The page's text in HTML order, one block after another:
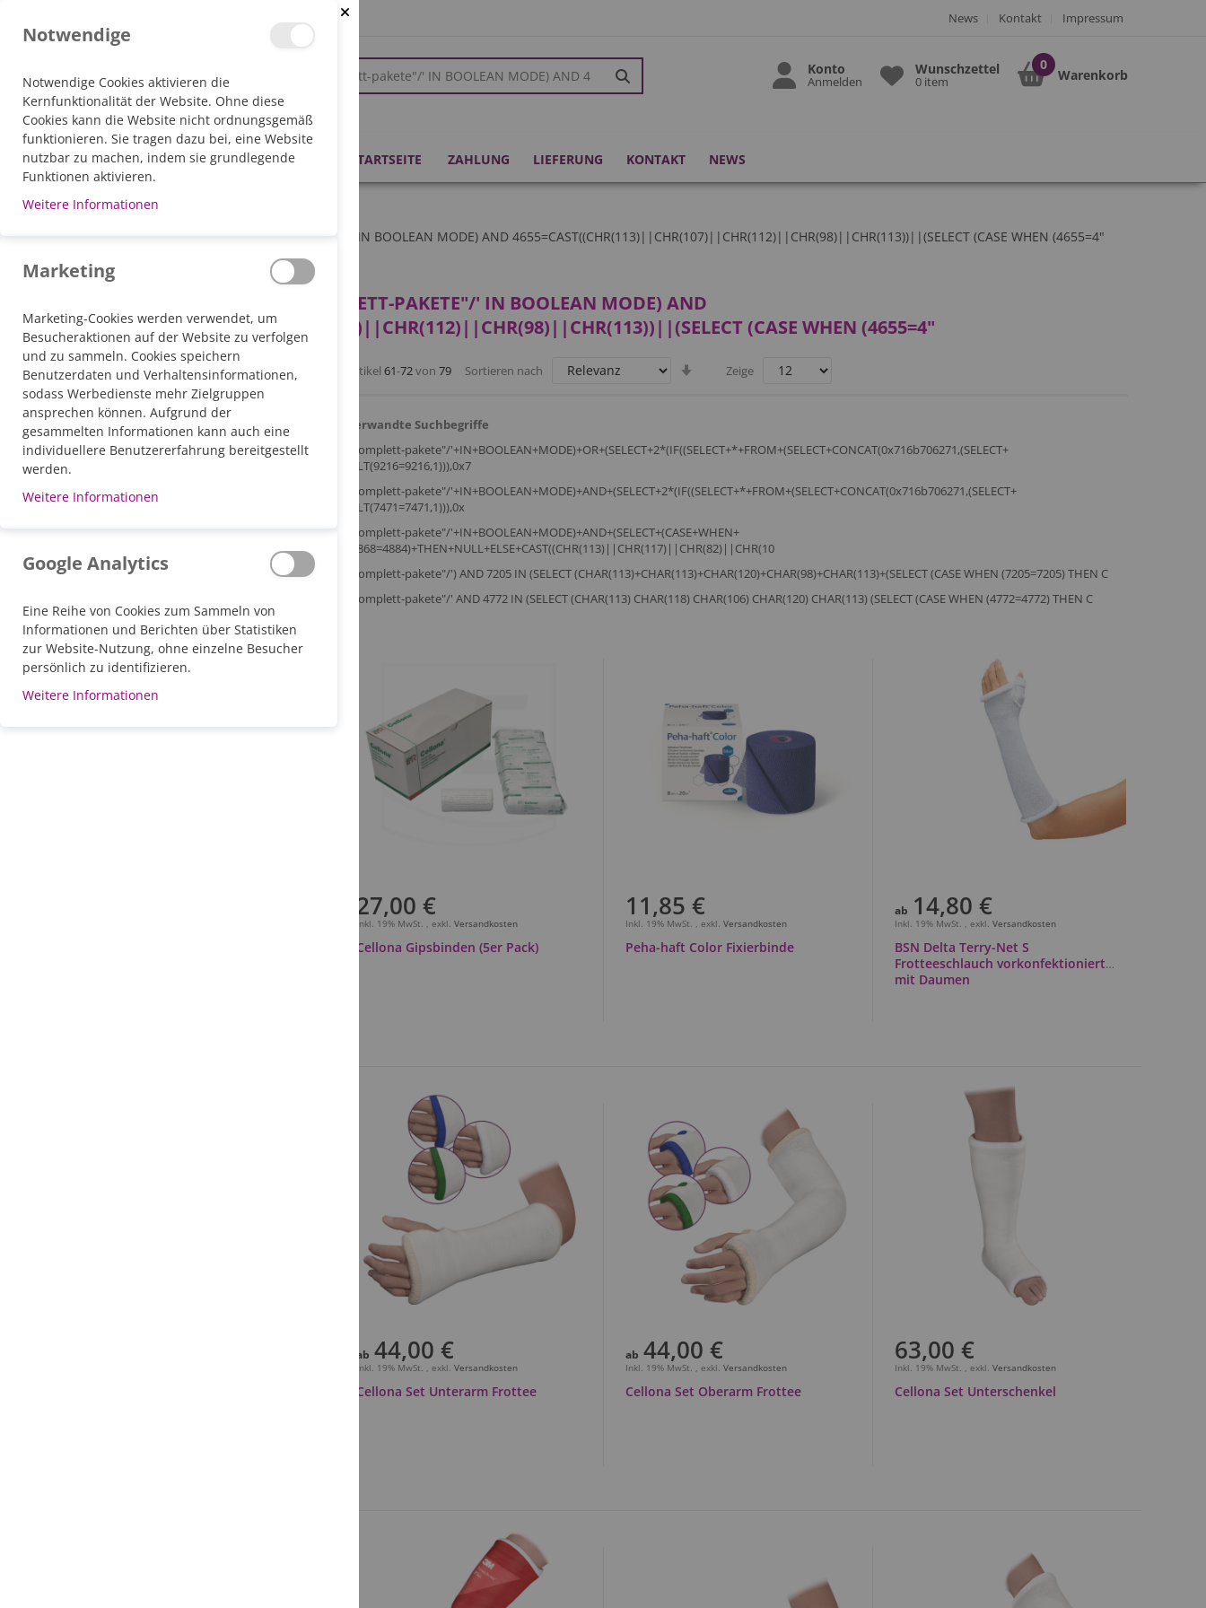
News Kontakt Impressum
Konto
Anmelden
Wunschzettel
0 item Warenkorb
PRODUKTE STARTSEITE ZAHLUNG LIEFERUNG KONTAKT NEWS
SUCHERGEBNISSE FÜR ""KOMPLETT-PAKETE"/' IN BOOLEAN MODE) AND 4655=CAST((CHR(113)||CHR(107)||CHR(112)||CHR(98)||CHR(113))||(SELECT (CASE WHEN (4655=4"
SUCHERGEBNISSE FÜR ""KOMPLETT-PAKETE"/' IN BOOLEAN MODE) AND
4655=CAST((CHR(113)||CHR(107)||CHR(112)||CHR(98)||CHR(113))||(SELECT (CASE WHEN (4655=4"
Artikel 61-72von 79 Sortieren nach
Aufsteigend
sortieren
Zeige
Verwandte Suchbegriffe
"komplett-pakete"/'+IN+BOOLEAN+MODE)+OR+(SELECT+2*(IF((SELECT+*+FROM+(SELECT+CONCAT(0x716b706271,(SELECT+
(ELT(9216=9216,1))),0x7
"komplett-pakete"/'+IN+BOOLEAN+MODE)+AND+(SELECT+2*(IF((SELECT+*+FROM+(SELECT+CONCAT(0x716b706271,(SELECT+
(ELT(7471=7471,1))),0x
"komplett-pakete"/'+IN+BOOLEAN+MODE)+AND+(SELECT+(CASE+WHEN+
(6868=4884)+THEN+NULL+ELSE+CAST((CHR(113)||CHR(117)||CHR(82)||CHR(10
"komplett-pakete"/') AND 7205 IN (SELECT (CHAR(113)+CHAR(113)+CHAR(120)+CHAR(98)+CHAR(113)+(SELECT (CASE WHEN (7205=7205) THEN C
"komplett-pakete"/' AND 4772 IN (SELECT (CHAR(113) CHAR(118) CHAR(106) CHAR(120) CHAR(113) (SELECT (CASE WHEN (4772=4772) THEN C
27,00 €
Inkl. 19% MwSt. , exkl. Versandkosten
Cellona Gipsbinden (5er Pack)
11,85 €
Inkl. 19% MwSt. , exkl. Versandkosten
Peha-haft Color Fixierbinde
ab 14,80 €
Inkl. 19% MwSt. , exkl. Versandkosten
BSN Delta Terry-Net S
Frotteeschlauch vorkonfektioniert
mit Daumen
ab 44,00 €
Inkl. 19% MwSt. , exkl. Versandkosten
Cellona Set Unterarm Frottee
ab 44,00 €
Inkl. 19% MwSt. , exkl. Versandkosten
Cellona Set Oberarm Frottee
63,00 €
Inkl. 19% MwSt. , exkl. Versandkosten
Cellona Set Unterschenkel
KATEGORIE
Notwendige
Notwendige Cookies aktivieren die
Kernfunktionalität der Website. Ohne diese
Cookies kann die Website nicht ordnungsgemäß
funktionieren. Sie tragen dazu bei, eine Website
nutzbar zu machen, indem sie grundlegende
Funktionen aktivieren.
Weitere Informationen
Marketing
Marketing-Cookies werden verwendet, um
Besucheraktionen auf der Website zu verfolgen
und zu sammeln. Cookies speichern
Benutzerdaten und Verhaltensinformationen,
sodass Werbedienste mehr Zielgruppen
ansprechen können. Aufgrund der
gesammelten Informationen kann auch eine
individuellere Benutzererfahrung bereitgestellt
werden.
Weitere Informationen
Google Analytics
Eine Reihe von Cookies zum Sammeln von
Informationen und Berichten über Statistiken
zur Website-Nutzung, ohne einzelne Besucher
persönlich zu identifizieren.
Weitere Informationen